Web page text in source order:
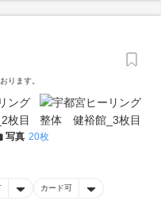
ります。
写真 20枚
カード可